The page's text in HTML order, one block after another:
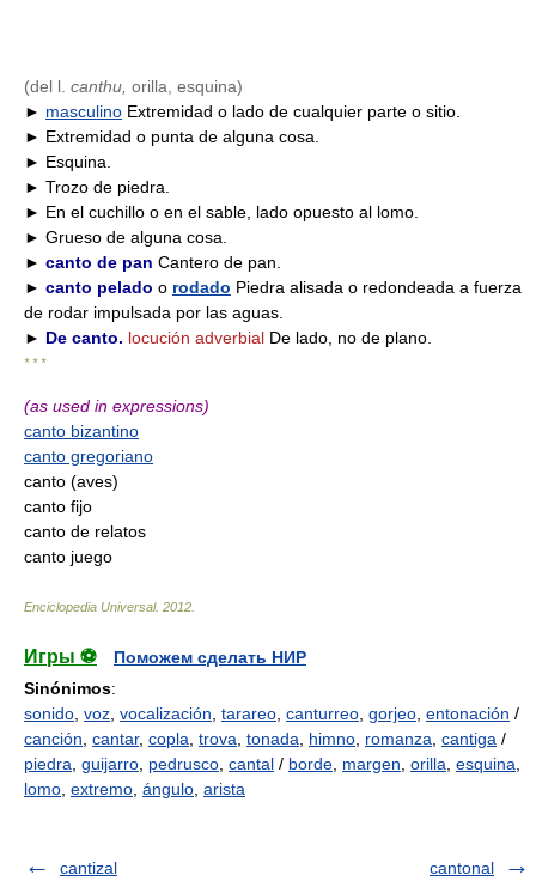
(del l. canthu, orilla, esquina)
► masculino Extremidad o lado de cualquier parte o sitio.
► Extremidad o punta de alguna cosa.
► Esquina.
► Trozo de piedra.
► En el cuchillo o en el sable, lado opuesto al lomo.
► Grueso de alguna cosa.
► canto de pan Cantero de pan.
► canto pelado o rodado Piedra alisada o redondeada a fuerza
de rodar impulsada por las aguas.
► De canto. locución adverbial De lado, no de plano.
* * *
(as used in expressions)
canto bizantino
canto gregoriano
canto (aves)
canto fijo
canto de relatos
canto juego
Enciclopedia Universal. 2012
Игры ⚽
Поможем сделать НИР
Sinónimos:
sonido voz vocalización tarareo canturreo gorjeo entonación /
canción cantar, copla trova tonada himno romanza cantiga /
piedra guijarro pedrusco cantal / borde margen orilla esquina
lomo extremo ángulo arista
cantizal cantonal